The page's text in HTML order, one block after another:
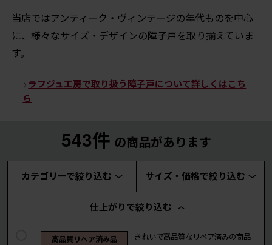
当店ではアンティーク・ヴィンテージの年代ものを中心
に、様々なサイズ・デザインの障子戸を取り揃えていま
す。
ラフジュ工房で取り扱う障子戸について詳しくはこち
ら
543件 の商品があります
カテゴリーで絞り込む サイズ・価格で絞り込む
仕上がりで絞り込む
高品質リペア済み品 きれいで高品質なリペア済みの商品